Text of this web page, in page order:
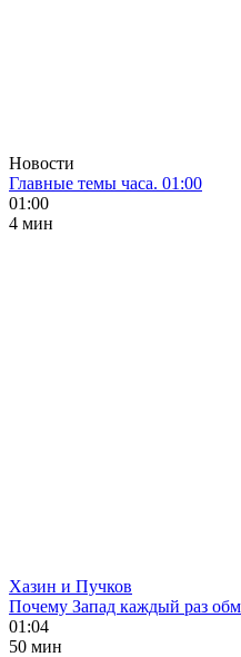
Новости
Главные темы часа. 01:00
01:00
4 мин
Хазин и Пучков
Почему Запад каждый раз
01:04
50 мин